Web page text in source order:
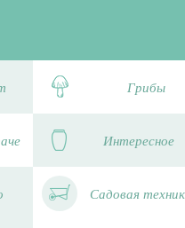
Грибы
Интересное
Садовая